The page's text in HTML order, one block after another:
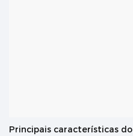
Principais características do